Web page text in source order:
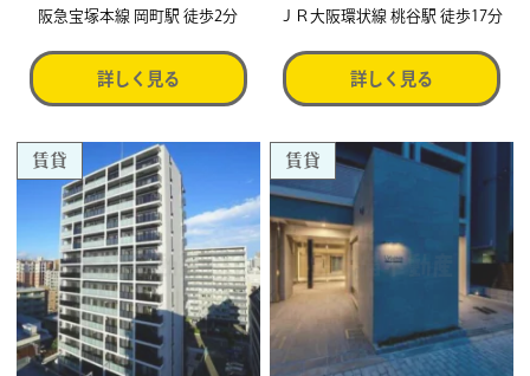
阪急宝塚本線 岡町駅 徒歩2分
詳しく見る
ＪＲ大阪環状線 桃谷駅 徒歩17分
詳しく見る
賃貸 賃貸